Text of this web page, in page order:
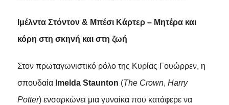
Ιμέλντα Στόντον & Μπέσι Κάρτερ – Μητέρα και
κόρη στη σκηνή και στη ζωή
Στον πρωταγωνιστικό ρόλο της Κυρίας Γουώρρεν, η
σπουδαία Imelda Staunton (The Crown, Harry
Potter) ενσαρκώνει μια γυναίκα που κατάφερε να